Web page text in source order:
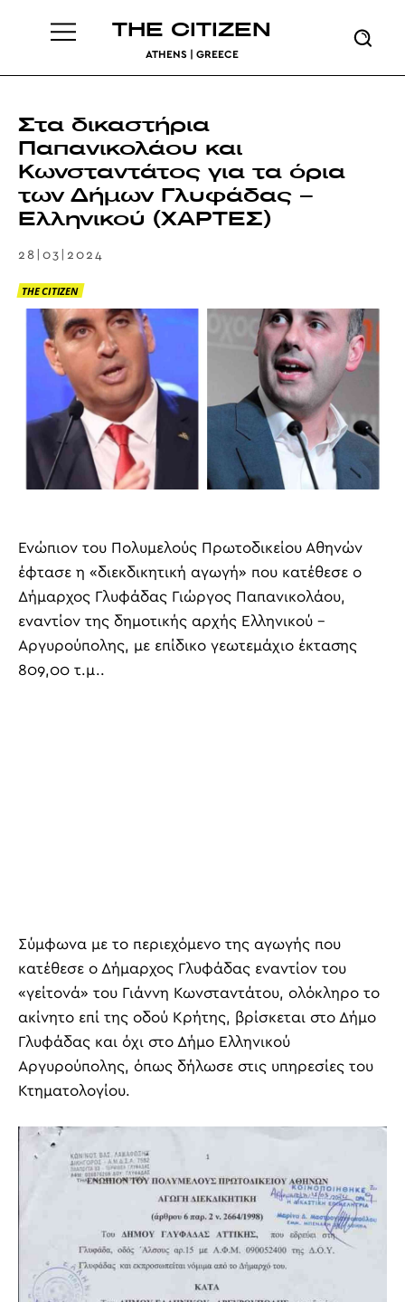
THE CITIZEN
ATHENS | GREECE
Στα δικαστήρια
Παπανικολάου και
Κωνσταντάτος για τα όρια
των Δήμων Γλυφάδας –
Ελληνικού (ΧΑΡΤΕΣ)
28|03|2024
THE CITIZEN
Ενώπιον του Πολυμελούς Πρωτοδικείου Αθηνών
έφτασε η «διεκδικητική αγωγή» που κατέθεσε ο
Δήμαρχος Γλυφάδας Γιώργος Παπανικολάου,
εναντίον της δημοτικής αρχής Ελληνικού –
Αργυρούπολης, με επίδικο γεωτεμάχιο έκτασης
809,00 τ.μ..
Σύμφωνα με το περιεχόμενο της αγωγής που
κατέθεσε ο Δήμαρχος Γλυφάδας εναντίον του
«γείτονά» του Γιάννη Κωνσταντάτου, ολόκληρο το
ακίνητο επί της οδού Κρήτης, βρίσκεται στο Δήμο
Γλυφάδας και όχι στο Δήμο Ελληνικού
Αργυρούπολης, όπως δήλωσε στις υπηρεσίες του
Κτηματολογίου.